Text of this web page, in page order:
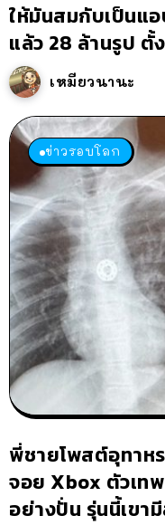
ให้มันสมกับเป็นแ
แล้ว 28 ล้านรูป ตั้
เหมียวนานะ
ข่าวรอบโลก
พี่ชายโพสต์อุทาห
จอย Xbox ตัวเท
อย่างปั่น รุ่นนี้เขา